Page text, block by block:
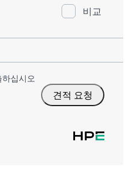
비교
십시오
견적 요청